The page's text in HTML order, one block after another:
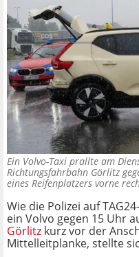
Ein Volvo-Taxi prallte am
Richtungsfahrbahn Görlitz
eines Reifenplatzers vorne
Wie die Polizei auf
ein Volvo gegen 15 Uhr
Görlitz kurz vor der
Mittelleitplanke, stellte